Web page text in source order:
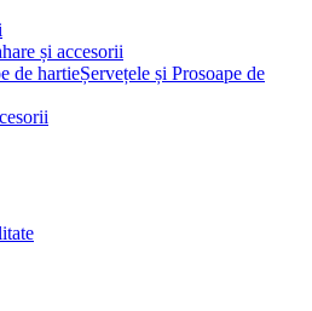
și accesorii
Șervețele și Prosoape de